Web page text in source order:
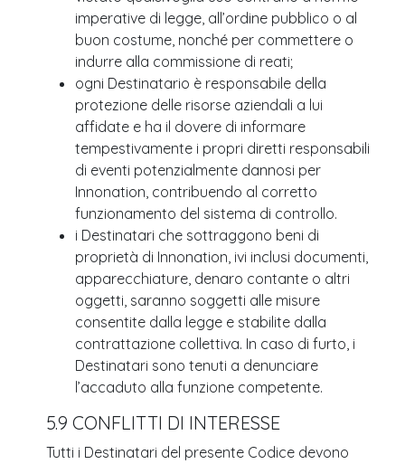
imperative di legge, all’ordine pubblico o al
buon costume, nonché per commettere o
indurre alla commissione di reati;
ogni Destinatario è responsabile della
protezione delle risorse aziendali a lui
affidate e ha il dovere di informare
tempestivamente i propri diretti responsabili
di eventi potenzialmente dannosi per
Innonation, contribuendo al corretto
funzionamento del sistema di controllo.
i Destinatari che sottraggono beni di
proprietà di Innonation, ivi inclusi documenti,
apparecchiature, denaro contante o altri
oggetti, saranno soggetti alle misure
consentite dalla legge e stabilite dalla
contrattazione collettiva. In caso di furto, i
Destinatari sono tenuti a denunciare
l’accaduto alla funzione competente.
5.9 CONFLITTI DI INTERESSE
Tutti i Destinatari del presente Codice devono